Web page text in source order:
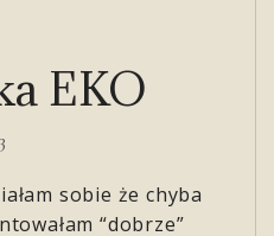
EKO
sobie że chyba
“dobrze”